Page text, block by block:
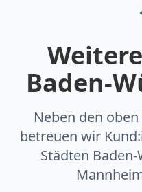
Baden-
Neben den
betreuen wir
Städten